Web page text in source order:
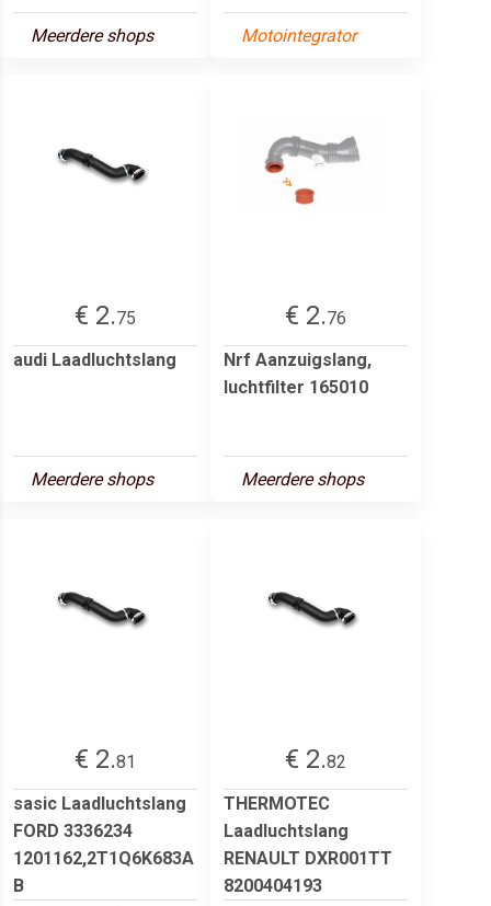
Meerdere shops Motointegrator
€ 2.75
audi Laadluchtslang
Meerdere shops
€ 2.76
Nrf Aanzuigslang,
luchtfilter 165010
Meerdere shops
€ 2.81
sasic Laadluchtslang
FORD 3336234
1201162,2T1Q6K683A
B
€ 2.82
THERMOTEC
Laadluchtslang
RENAULT DXR001TT
8200404193